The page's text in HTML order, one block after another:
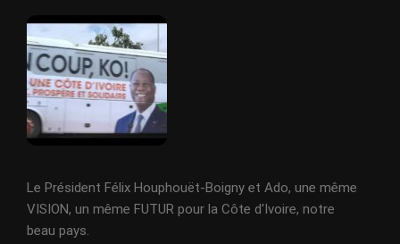
Le Président Félix Houphouët-Boigny et Ado, une même
VISION, un même FUTUR pour la Côte d'Ivoire, notre
beau pays.